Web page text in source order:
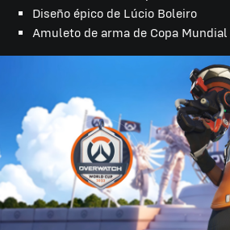
Diseño épico de Lúcio Boleiro
Amuleto de arma de Copa